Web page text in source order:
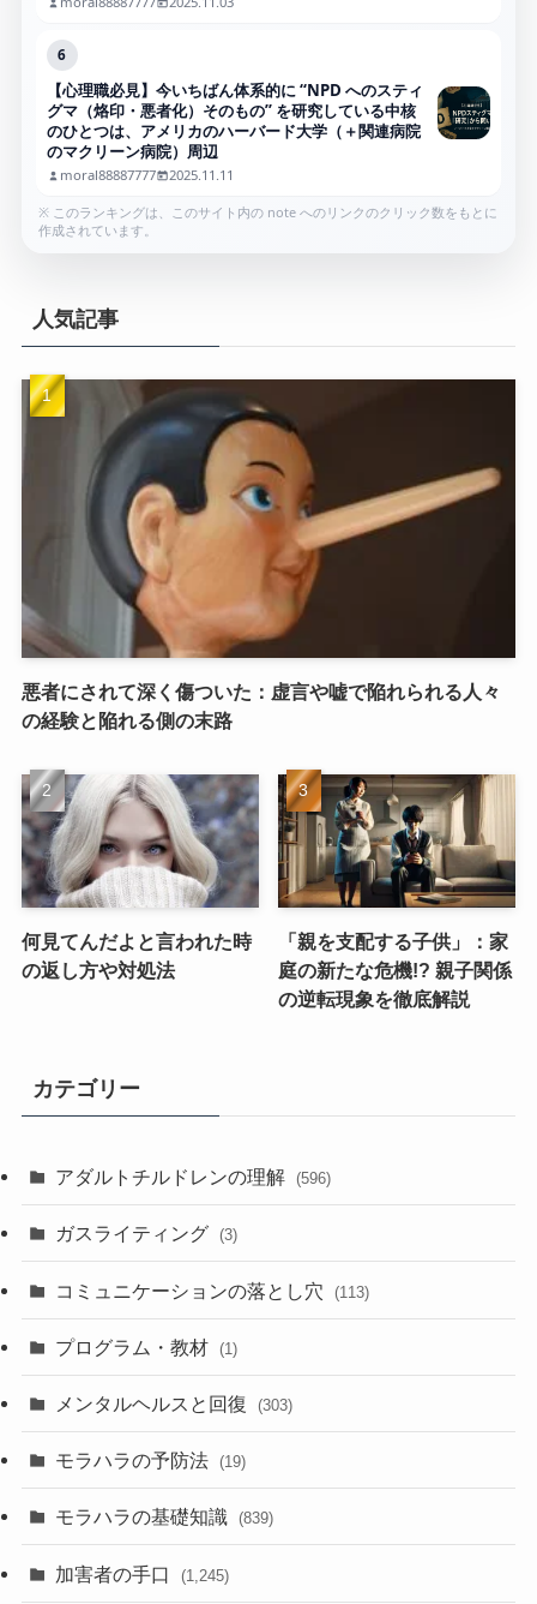
6
【心理職必見】今いちばん体系的に “NPD へのスティ
グマ（烙印・悪者化）そのもの” を研究している中核
のひとつは、アメリカのハーバード大学（＋関連病院
のマクリーン病院）周辺
moral88887777 2025.11.11
※ このランキングは、このサイト内の note へのリンクのクリック数をもとに
作成されています。
人気記事
悪者にされて深く傷ついた：虚言や嘘で陥れられる人々
の経験と陥れる側の末路
何見てんだよと言われた時
の返し方や対処法
「親を支配する子供」：家
庭の新たな危機!? 親子関係
の逆転現象を徹底解説
カテゴリー
アダルトチルドレンの理解 (596)
ガスライティング (3)
コミュニケーションの落とし穴 (113)
プログラム・教材 (1)
メンタルヘルスと回復 (303)
モラハラの予防法 (19)
モラハラの基礎知識 (839)
加害者の手口 (1,245)